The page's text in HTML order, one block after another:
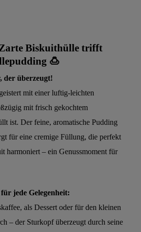
Biskuithülle trifft
🍮
der überzeugt!
mit einer luftig-leichten
mit frisch gekochtem
ist. Der feine, aromatische Pudding
für eine cremige Füllung, die perfekt
harmoniert – ein Genussmoment für
jede Gelegenheit:
als Dessert oder für den kleinen
– der Sturkopf überzeugt durch seine